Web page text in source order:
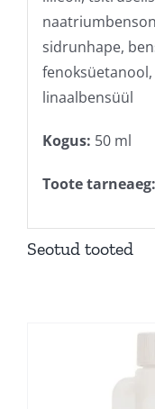
sidrunhape,
linaalbensüül
Kogus: 50 ml
Toote tarneaeg:
Seotud tooted